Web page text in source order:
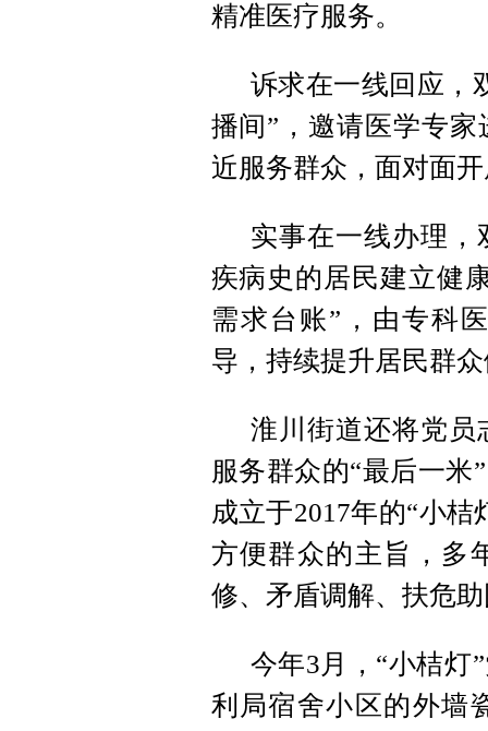
精准医疗服务。
诉求在一线回应，
播间”，邀请医学专
近服务群众，面对面
实事在一线办理，
疾病史的居民建立健
需求台账”，由专科
导，持续提升居民群
淮川街道还将党员
服务群众的“最后一米
成立于2017年的“小
方便群众的主旨，多
修、矛盾调解、扶危
今年3月，“小桔灯
利局宿舍小区的外墙